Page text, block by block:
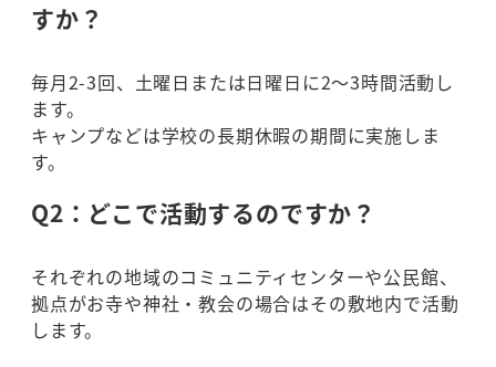
すか？
毎月2-3回、土曜日または日曜日に2～3時間活動し
ます。
キャンプなどは学校の長期休暇の期間に実施しま
す。
Q2：どこで活動するのですか？
それぞれの地域のコミュニティセンターや公民館、
拠点がお寺や神社・教会の場合はその敷地内で活動
します。